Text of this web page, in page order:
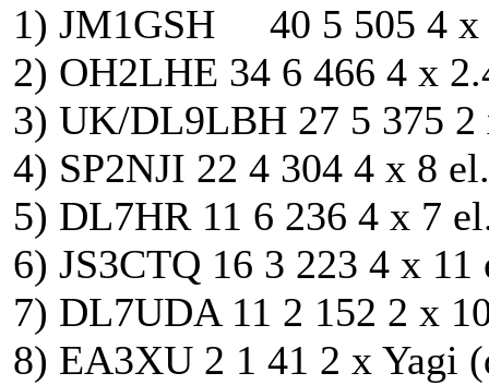
1) JM1GSH 40 5 505 4 x
2) OH2LHE 34 6 466 4 x
3) UK/DL9LBH 27 5 375 2
4) SP2NJI 22 4 304 4 x 8
5) DL7HR 11 6 236 4 x 7
6) JS3CTQ 16 3 223 4 x 11
7) DL7UDA 11 2 152 2 x
8) EA3XU 2 1 41 2 x Yagi